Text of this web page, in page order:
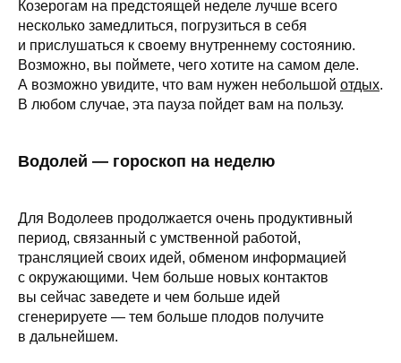
Козерогам на предстоящей неделе лучше всего
несколько замедлиться, погрузиться в себя
и прислушаться к своему внутреннему состоянию.
Возможно, вы поймете, чего хотите на самом деле.
А возможно увидите, что вам нужен небольшой отдых.
В любом случае, эта пауза пойдет вам на пользу.
Водолей — гороскоп на неделю
Для Водолеев продолжается очень продуктивный
период, связанный с умственной работой,
трансляцией своих идей, обменом информацией
с окружающими. Чем больше новых контактов
вы сейчас заведете и чем больше идей
сгенерируете — тем больше плодов получите
в дальнейшем.